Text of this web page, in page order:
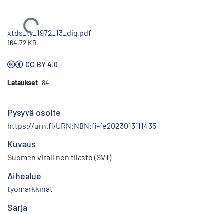
Ladataan...
xtds_ty_1972_13_dig.pdf
164.72 KB
CC BY 4.0
Lataukset 84
Pysyvä osoite
https://urn.fi/URN:NBN:fi-fe2023013111435
Kuvaus
Suomen virallinen tilasto (SVT)
Aihealue
työmarkkinat
Sarja